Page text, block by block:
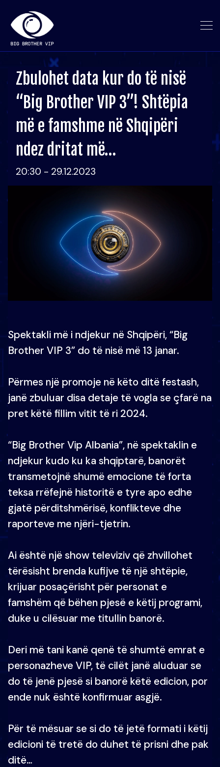
Zbulohet data kur do të nisë
“Big Brother VIP 3”! Shtëpia
më e famshme në Shqipëri
ndez dritat më…
20:30 - 29.12.2023
Spektakli më i ndjekur në Shqipëri, “Big
Brother VIP 3” do të nisë më 13 janar.
Përmes një promoje në këto ditë festash,
janë zbuluar disa detaje të vogla se çfarë na
pret këtë fillim vitit të ri 2024.
“Big Brother Vip Albania”, në spektaklin e
ndjekur kudo ku ka shqiptarë, banorët
transmetojnë shumë emocione të forta
teksa rrëfejnë historitë e tyre apo edhe
gjatë përditshmërisë, konflikteve dhe
raporteve me njëri-tjetrin.
Ai është një show televiziv që zhvillohet
tërësisht brenda kufijve të një shtëpie,
krijuar posaçërisht për personat e
famshëm që bëhen pjesë e këtij programi,
duke u cilësuar me titullin banorë.
Deri më tani kanë qenë të shumtë emrat e
personazheve VIP, të cilët janë aluduar se
do të jenë pjesë si banorë këtë edicion, por
ende nuk është konfirmuar asgjë.
Për të mësuar se si do të jetë formati i këtij
edicioni të tretë do duhet të prisni dhe pak
ditë…